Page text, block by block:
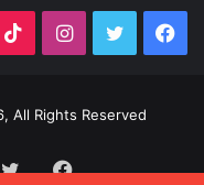
فيسبوك تويتر
Rights Reserved |